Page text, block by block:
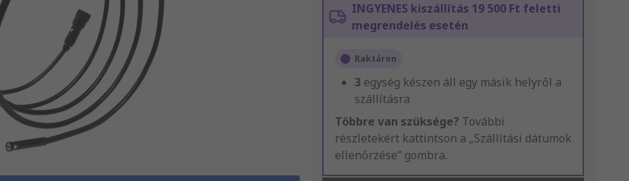
INGYENES kiszállítás 19 500 Ft feletti
megrendelés esetén
Raktáron
3 egység készen áll egy másik helyről a
szállításra
Többre van szüksége? További
részletekért kattintson a „Szállítási dátumok
ellenőrzése” gombra.